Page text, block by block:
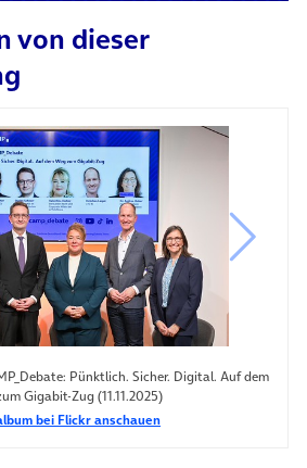
von dieser
Pünktlich. Sicher. Digital. Auf dem
Gigabit-Zug (11.11.2025)
bei Flickr anschauen